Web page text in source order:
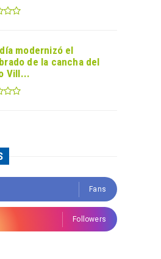
modernizó el
de la cancha del
Vill...
Fans
Followers